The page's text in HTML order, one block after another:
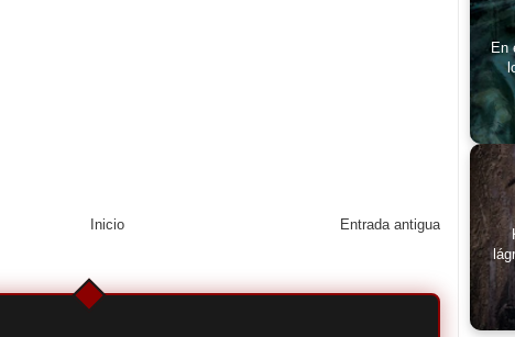
Entrada antigua
Inicio
En